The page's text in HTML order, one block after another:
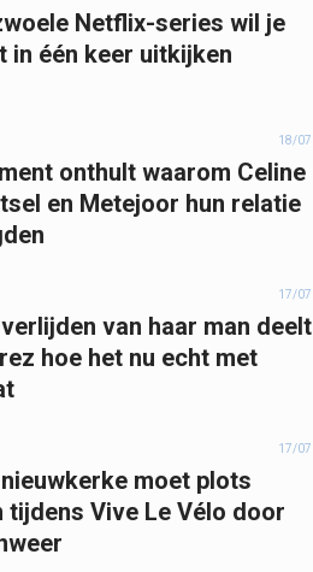
Netflix-series wil je
in één keer uitkijken
18/07
onthult waarom Celine
en Metejoor hun relatie
17/07
van haar man deelt
hoe het nu echt met
17/07
moet plots
tijdens Vive Le Vélo door